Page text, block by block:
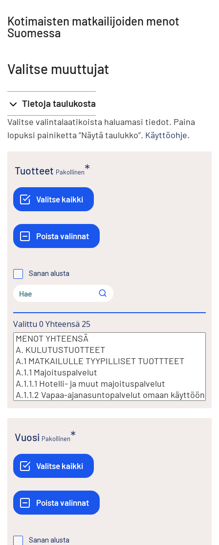
Kotimaisten matkailijoiden menot
Suomessa
Valitse muuttujat
Tietoja taulukosta
Valitse valintalaatikoista haluamasi tiedot. Paina
lopuksi painiketta ”Näytä taulukko”. Käyttöohje.
Tuotteet Pakollinen
Sanan alusta
Valittu 0 Yhteensä 25
Vuosi Pakollinen
Sanan alusta